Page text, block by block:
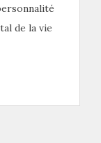
de la vie